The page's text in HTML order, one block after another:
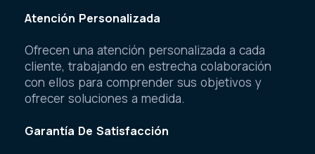
Atención Personalizada
Ofrecen una atención personalizada a cada
cliente, trabajando en estrecha colaboración
con ellos para comprender sus objetivos y
ofrecer soluciones a medida.
Garantía De Satisfacción